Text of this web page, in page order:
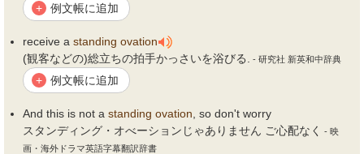
+ 例文帳に追加
receive a standing ovation
(観客などの)総立ちの拍手かっさいを浴びる.
- 研究社 新英和中辞典
+ 例文帳に追加
And this is not a standing ovation , so don't worry
スタンディング・オべーションじゃありません ご心配なく
- 映
画・海外ドラマ英語字幕翻訳辞書